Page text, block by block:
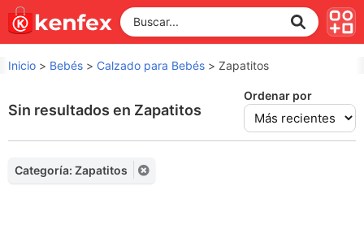
Inicio > Bebés > Calzado para Bebés > Zapatitos
Sin resultados en Zapatitos
Ordenar por
Categoría: Zapatitos